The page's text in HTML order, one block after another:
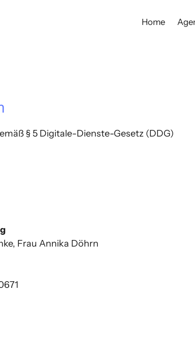
Home
§ 5 Digitale-Dienste-Gesetz (DDG)
Frau Annika Döhrn